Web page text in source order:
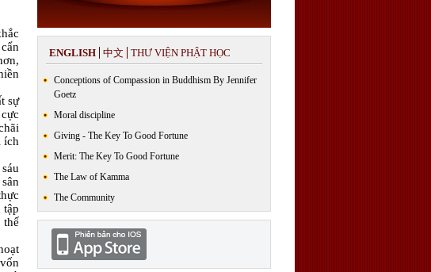
sự
ích
tập
ENGLISH 中文 THƯ VIỆN PHẬT HỌC
Conceptions of Compassion in Buddhism By Jennifer
Goetz
Moral discipline
Giving - The Key To Good Fortune
Merit: The Key To Good Fortune
The Law of Kamma
The Community